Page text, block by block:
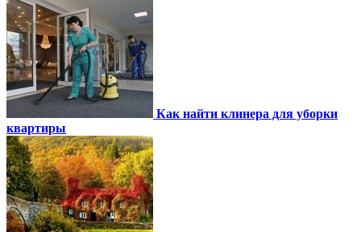
Как найти клинера для уборки
квартиры